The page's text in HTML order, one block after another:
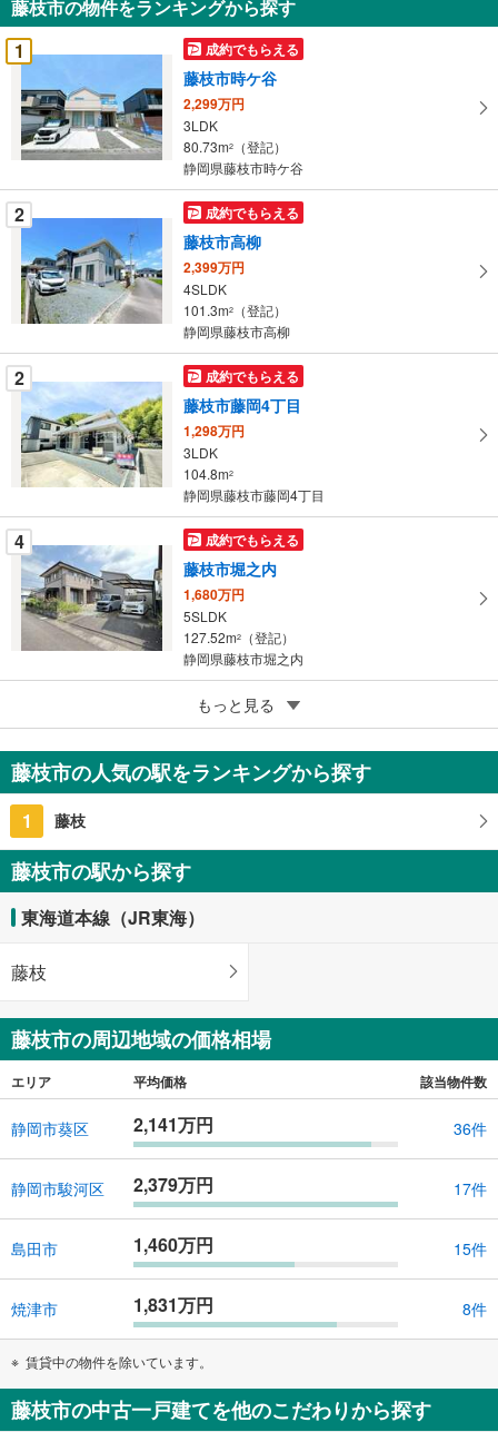
を
受
け
取
る
・
条
件
を
マ
イ
ペ
ー
に
保
存
す
る
藤枝市の物件をランキングから探す
1
成約でもらえる
藤枝市時ケ谷
2,299万円
3LDK
80.73m2
（登記）
静岡県藤枝市時ケ谷
2 成約でもらえる
藤枝市高柳
2,399万円
4SLDK
101.3m2
（登記）
静岡県藤枝市高柳
2 成約でもらえる
藤枝市藤岡4丁目
1,298万円
3LDK
104.8m2
静岡県藤枝市藤岡4丁目
4 成約でもらえる
藤枝市堀之内
1,680万円
5SLDK
127.52m2
（登記）
静岡県藤枝市堀之内
成約でもらえる
藤枝市泉町
1,499万円
6DK
もっと見る
藤枝市の人気の駅をランキングから探す
1 藤枝
藤枝市の駅から探す
東海道本線（JR東海）
藤枝
藤枝市の周辺地域の価格相場
エリア 平均価格 該当物件数
静岡市葵区 2,141万円 36件
静岡市駿河区 2,379万円 17件
島田市 1,460万円 15件
焼津市 1,831万円 8件
賃貸中の物件を除いています。
藤枝市の中古一戸建てを他のこだわりから探す